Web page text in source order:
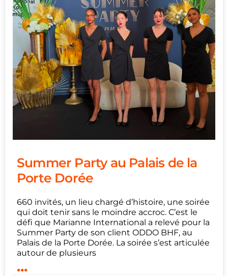
Summer Party au Palais de la
Porte Dorée
660 invités, un lieu chargé d’histoire, une soirée
qui doit tenir sans le moindre accroc. C’est le
défi que Marianne International a relevé pour la
Summer Party de son client ODDO BHF, au
Palais de la Porte Dorée. La soirée s’est articulée
autour de plusieurs
...